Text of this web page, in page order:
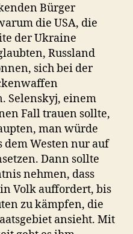
Bürger
die USA, die
der Ukraine
Russland
sich bei der
Selenskyj, einem
Fall trauen sollte,
man würde
Westen nur auf
Dann sollte
nehmen, dass
Volk auffordert, bis
zu kämpfen, die
ansieht. Mit